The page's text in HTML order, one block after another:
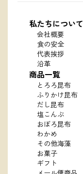
私たちについて
会社概要
食の安全
代表挨拶
沿革
商品一覧
とろろ昆布
ふりかけ昆布
だし昆布
塩こんぶ
おぼろ昆布
わかめ
その他海藻
お菓子
ギフト